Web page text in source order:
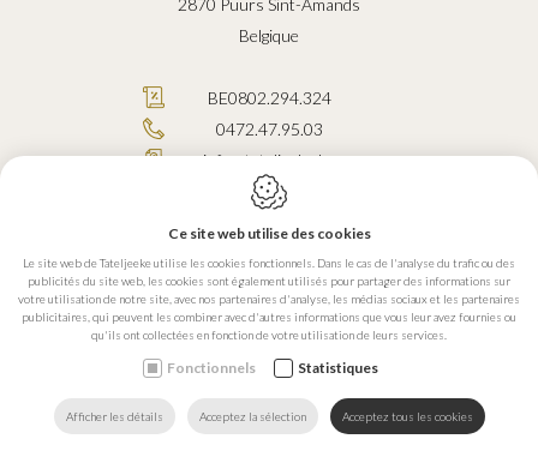
2870 Puurs Sint-Amands
Belgique
BE0802.294.324
0472.47.95.03
info@tateljeeke.be
Conception du site web par IDcreation 2026
Politique en matière de cookies
Politique de confidentialité
Plan du site
Ce site web utilise des cookies
Le site web de Tateljeeke utilise les cookies fonctionnels. Dans le cas de l'analyse du trafic ou des
publicités du site web, les cookies sont également utilisés pour partager des informations sur
votre utilisation de notre site, avec nos partenaires d'analyse, les médias sociaux et les partenaires
publicitaires, qui peuvent les combiner avec d'autres informations que vous leur avez fournies ou
qu'ils ont collectées en fonction de votre utilisation de leurs services.
Fonctionnels Statistiques
Afficher les détails Acceptez la sélection Acceptez tous les cookies
RECHERCHER
CONTACTEZ-
NOUS
HOME
TROUVEZ
NOUS
APPELEZ NOUS